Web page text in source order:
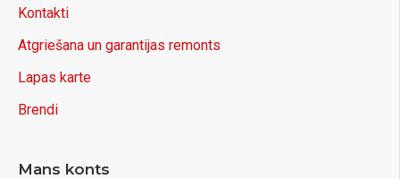
Kontakti
Atgriešana un garantijas remonts
Lapas karte
Brendi
Mans konts